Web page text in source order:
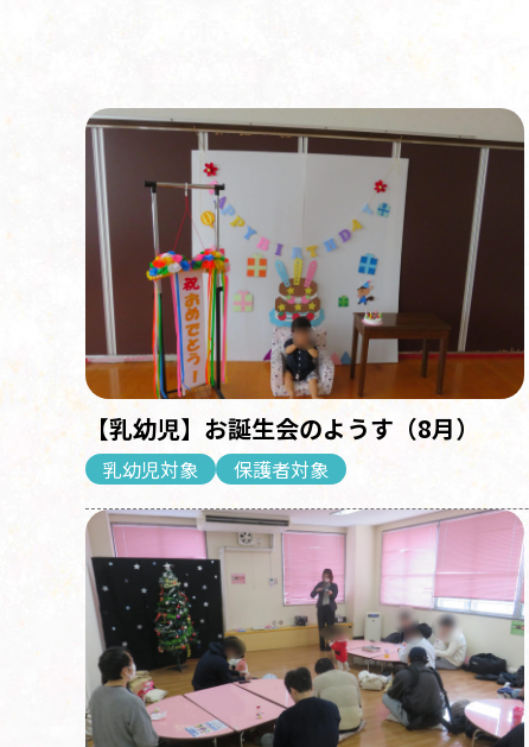
【乳幼児】お誕生会のようす（8月）
乳幼児対象 保護者対象